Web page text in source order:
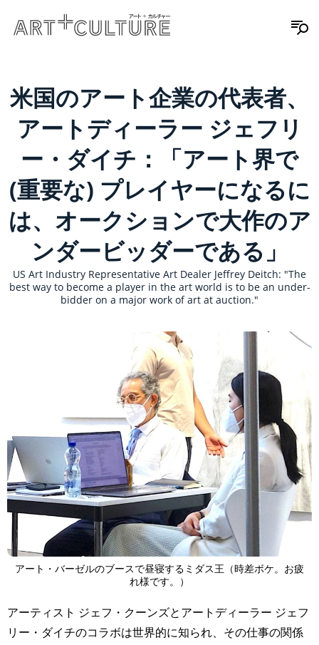
米国のアート企業の代表者、
アートディーラー ジェフリ
ー・ダイチ：「アート界で
(重要な) プレイヤーになるに
は、オークションで大作のア
ンダービッダーである」
US Art Industry Representative Art Dealer Jeffrey Deitch: "The
best way to become a player in the art world is to be an under­
bidder on a major work of art at auction."
アート・バーゼルのブースで昼寝するミダス王（時差ボケ。お疲
れ様です。）
アーティスト ジェフ・クーンズとアートディーラー ジェフ
リー・ダイチのコラボは世界的に知られ、その仕事の関係